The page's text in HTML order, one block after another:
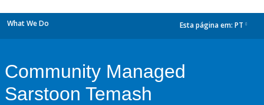
What We Do Esta página em: PT
Community Managed
Sarstoon Temash